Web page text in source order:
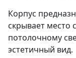
Корпус
скрывает место
потолочному
эстетичный вид.